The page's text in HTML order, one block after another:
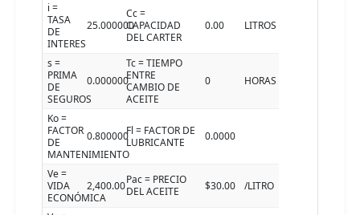
i =
TASA
DE
INTERES
25.000000
Cc =
CAPACIDAD
DEL CARTER
0.00 LITROS
s =
PRIMA
DE
SEGUROS
0.000000
Tc = TIEMPO
ENTRE
CAMBIO DE
ACEITE
0 HORAS
Ko =
FACTOR
DE
MANTENIMIENTO
0.800000Fl = FACTOR DE
LUBRICANTE
0.0000
Ve =
VIDA
ECONÓMICA
2,400.00Pac = PRECIO
DEL ACEITE
$30.00 /LITRO